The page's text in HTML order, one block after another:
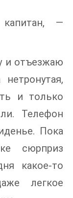
—
и отъезжаю
и только
Телефон
Пока
сюрприз
какое-то
легкое